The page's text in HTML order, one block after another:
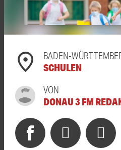
BADEN-
SCHULEN
VON
DONAU 3 FM